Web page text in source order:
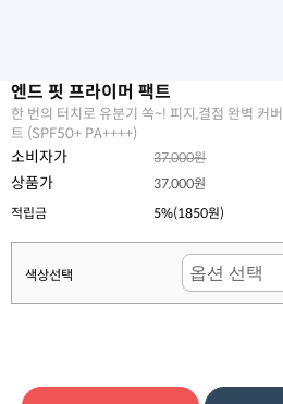
엔드 핏 프라이머 팩트
한 번의 터치로 유분기 쏙~! 피지,결점 완벽 커
트 (SPF50+ PA++++)
소비자가 37,000원
상품가
37,000원
적립금
5%(1850원)
색상선택